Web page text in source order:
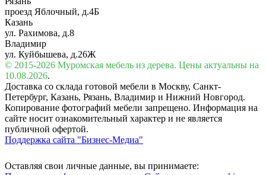
проезд Яблочный, д.4Б
Казань
ул. Рахимова, д.8
Владимир
ул. Куйбышева, д.26Ж
© 2015-2026 Муромская мебель из дерева. Цены актуальны на
10.08.2026.
Доставка со склада готовой мебели в Москву, Санкт-
Петербург, Казань, Рязань, Владимир и Нижний Новгород.
Копирование фотографий мебели запрещено. Информация на
сайте носит ознакомительный характер и не является
публичной офертой.
Поддержка сайта "Бизнес-Медиа"
Оставляя свои личные данные, вы принимаете: